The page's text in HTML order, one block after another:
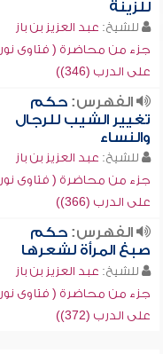
للزينة
للشيخ: عبد العزيز بن باز
جزء من محاضرة ( فتاوى نور
على الدرب (346))
الفهرس:حكم
تغيير الشيب للرجال
والنساء
للشيخ: عبد العزيز بن باز
جزء من محاضرة ( فتاوى نور
على الدرب (366))
الفهرس:حكم
صبغ المرأة لشعرها
للشيخ: عبد العزيز بن باز
جزء من محاضرة ( فتاوى نور
على الدرب (372))